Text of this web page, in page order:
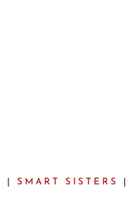
SMART SISTERS